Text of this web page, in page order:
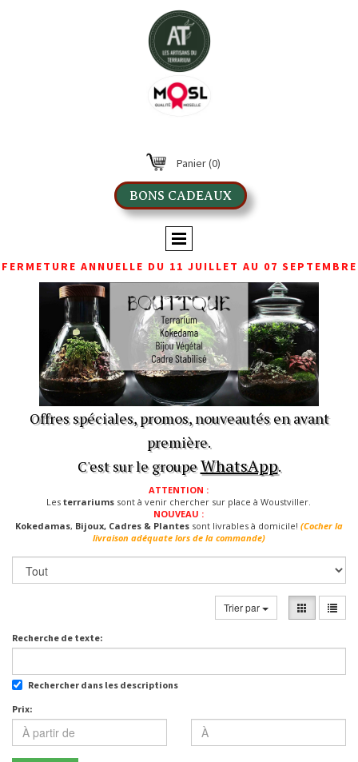
Panier(0)
BONS CADEAUX
FERMETURE ANNUELLE DU 11 JUILLET AU 07 SEPTEMBRE
Offres spéciales, promos, nouveautés en avant
première.
C'est sur le groupeWhatsApp.
ATTENTION :
Lesterrariums sont à venir chercher sur place à Woustviller.
NOUVEAU :
Kokedamas, Bijoux, Cadres & Plantessont livrables à domicile! (Cocher la
livraison adéquate lors de la commande)
Trier par
Recherche de texte:
Rechercher dans les descriptions
Prix: